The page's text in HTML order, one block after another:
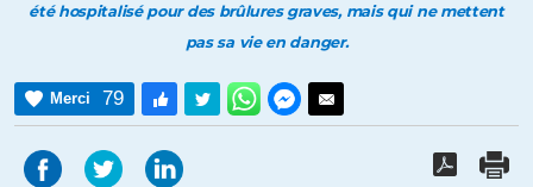
été hospitalisé pour des brûlures graves, mais qui ne mettent
pas sa vie en danger.
Merci 79